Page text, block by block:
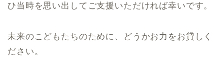
ひ当時を思い出してご支援いただければ幸いです。
未来のこどもたちのために、どうかお力をお貸しく
ださい。